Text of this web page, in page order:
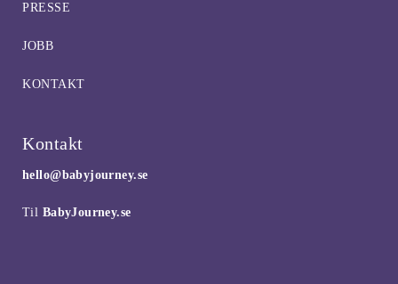
PRESSE
JOBB
KONTAKT
Kontakt
hello@babyjourney.se
Til BabyJourney.se